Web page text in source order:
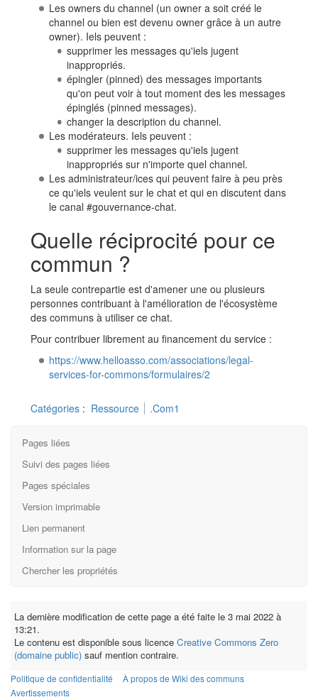
Les owners du channel (un owner a soit créé le
channel ou bien est devenu owner grâce à un autre
owner). Iels peuvent :
supprimer les messages qu'iels jugent
inappropriés.
épingler (pinned) des messages importants
qu'on peut voir à tout moment des les messages
épinglés (pinned messages).
changer la description du channel.
Les modérateurs. Iels peuvent :
supprimer les messages qu'iels jugent
inappropriés sur n'importe quel channel.
Les administrateur/ices qui peuvent faire à peu près
ce qu'iels veulent sur le chat et qui en discutent dans
le canal #gouvernance-chat.
Quelle réciprocité pour ce
commun ?
La seule contrepartie est d'amener une ou plusieurs
personnes contribuant à l'amélioration de l'écosystème
des communs à utiliser ce chat.
Pour contribuer librement au financement du service :
https://www.helloasso.com/associations/legal-
services-for-commons/formulaires/2
Catégories : Ressource .Com1
Pages liées
Suivi des pages liées
Pages spéciales
Version imprimable
Lien permanent
Information sur la page
Chercher les propriétés
La dernière modification de cette page a été faite le 3 mai 2022 à
13:21.
Le contenu est disponible sous licence Creative Commons Zero
(domaine public) sauf mention contraire.
Politique de confidentialité
À propos de Wiki des communs
Avertissements